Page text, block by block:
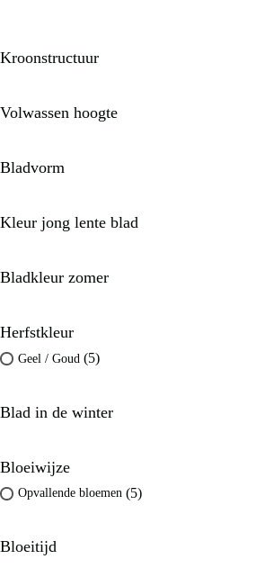
Kroonstructuur
Volwassen hoogte
Bladvorm
Kleur jong lente blad
Bladkleur zomer
Herfstkleur
Geel / Goud (5)
Blad in de winter
Bloeiwijze
Opvallende bloemen (5)
Bloeitijd